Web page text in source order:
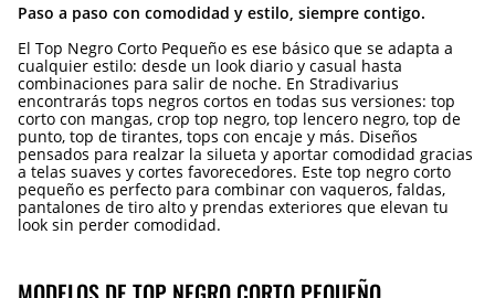
Paso a paso con comodidad y estilo, siempre contigo.
El Top Negro Corto Pequeño es ese básico que se adapta a
cualquier estilo: desde un look diario y casual hasta
combinaciones para salir de noche. En Stradivarius
encontrarás tops negros cortos en todas sus versiones: top
corto con mangas, crop top negro, top lencero negro, top de
punto, top de tirantes, tops con encaje y más. Diseños
pensados para realzar la silueta y aportar comodidad gracias
a telas suaves y cortes favorecedores. Este top negro corto
pequeño es perfecto para combinar con vaqueros, faldas,
pantalones de tiro alto y prendas exteriores que elevan tu
look sin perder comodidad.